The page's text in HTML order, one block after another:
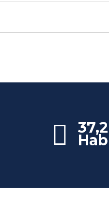
37,2